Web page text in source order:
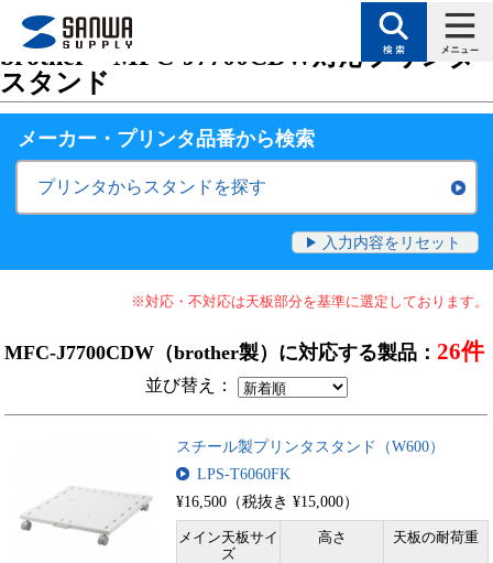
トップページ>サポート 対応表（検索絞り込みで目的に合った製品を探
brother・MFC-J7700CDW対応プリンタ
スタンド
メーカー・プリンタ品番から検索
プリンタからスタンドを探す
入力内容をリセット
※対応・不対応は天板部分を基準に選定しております。
MFC-J7700CDW（brother製）に対応する製品：26件
並び替え：
スチール製プリンタスタンド（W600）
LPS-T6060FK
¥16,500（税抜き ¥15,000）
メイン天板サイ
ズ
高さ 天板の耐荷重